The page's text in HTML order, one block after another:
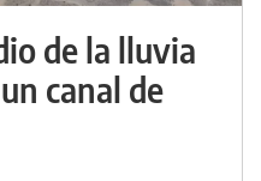
de la lluvia
canal de